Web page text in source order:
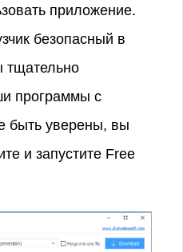
приложение.
безопасный в
тщательно
программы с
быть уверены, вы
и запустите Free